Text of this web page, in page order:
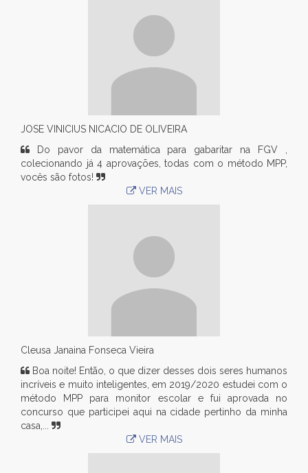
JOSE VINICIUS NICACIO DE OLIVEIRA
Do pavor da matemática para gabaritar na FGV ,
colecionando já 4 aprovações, todas com o método MPP,
vocês são fotos!
VER MAIS
Cleusa Janaina Fonseca Vieira
Boa noite! Então, o que dizer desses dois seres humanos
incríveis e muito inteligentes, em 2019/2020 estudei com o
método MPP para monitor escolar e fui aprovada no
concurso que participei aqui na cidade pertinho da minha
casa,...
VER MAIS